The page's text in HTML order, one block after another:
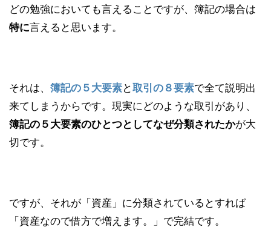
どの勉強においても言えることですが、簿記の場合は
特に言えると思います。
それは、 簿記の５大要素と取引の８要素で全て説明出
来てしまうからです。現実にどのような取引があり、
簿記の５大要素のひとつとしてなぜ分類されたかが大
切です。
ですが、それが「資産」に分類されているとすれば
「資産なので借方で増えます。」で完結です。